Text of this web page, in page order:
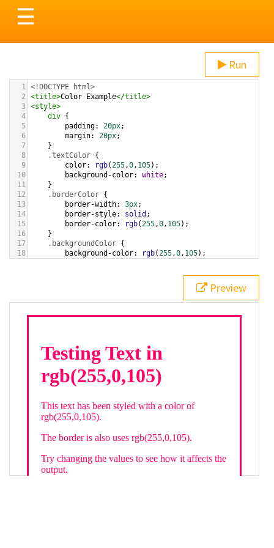
Toggle
navigation
☰
Run
1 <!DOCTYPE html>
2
<title>Color Example</title>
3 <style>
4
div {
5
padding: 20px;
6
margin: 20px;
7
}
8
.textColor {
9
color: rgb(255,0, 105);
10
background-color: white;
11
}
12
.borderColor {
13
border-width: 3px;
14
border-style: solid ;
15
border-color: rgb(255,0, 105);
16
}
17
.backgroundColor {
18
background-color: rgb(255,0, 105);
bottom ,
white, rgb(255,0,105));
div class="textColor borderColor"
< h1>Testing Text in rgb(255,0,105)
Preview